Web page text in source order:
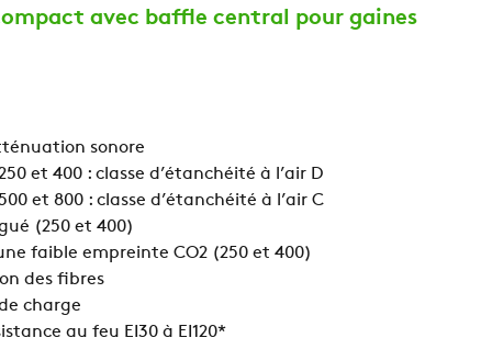
avec baffle central pour gaines
sonore
et 400 : classe d’étanchéité à l’air D
et 800 : classe d’étanchéité à l’air C
(250 et 400)
faible empreinte CO2 (250 et 400)
des fibres
charge
au feu EI30 à EI120*